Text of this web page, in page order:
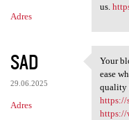
Adres
us.
SAD
29.06.2025
Adres
Your
Your
ease
quality
https://
https://